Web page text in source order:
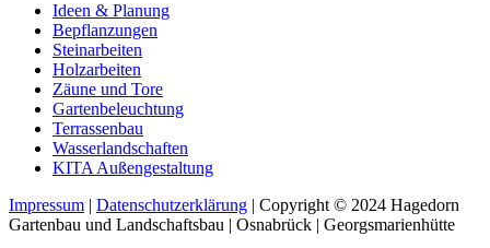
Ideen & Planung
Bepflanzungen
Steinarbeiten
Holzarbeiten
Zäune und Tore
Gartenbeleuchtung
Terrassenbau
Wasserlandschaften
KITA Außengestaltung
Impressum | Datenschutzerklärung | Copyright © 2024 Hagedorn
Gartenbau und Landschaftsbau | Osnabrück | Georgsmarienhütte